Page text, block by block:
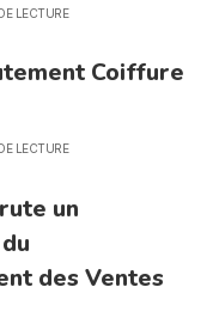
LECTURE
Coiffure
LECTURE
un
des Ventes